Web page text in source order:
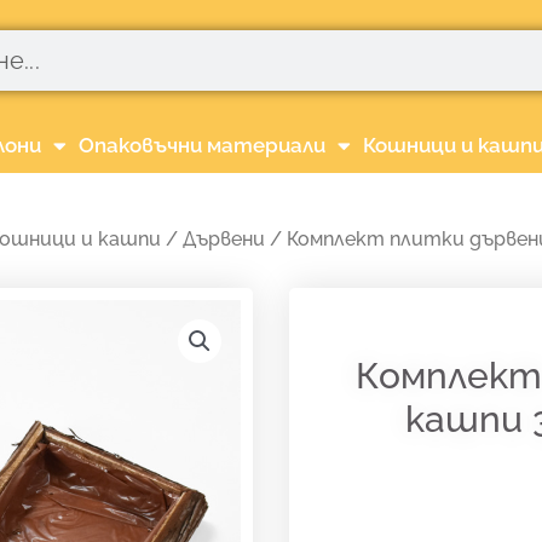
Опаковъчни материали Кошници и
и кашпи / Дървени / Комплект плитки
кашпи